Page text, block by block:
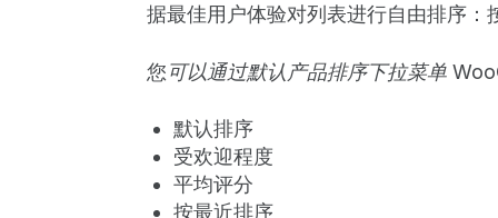
据最佳用户体验对列表进行自由排序：
您可以通过默认产品排序下拉菜单
默认排序
受欢迎程度
平均评分
按最近排序